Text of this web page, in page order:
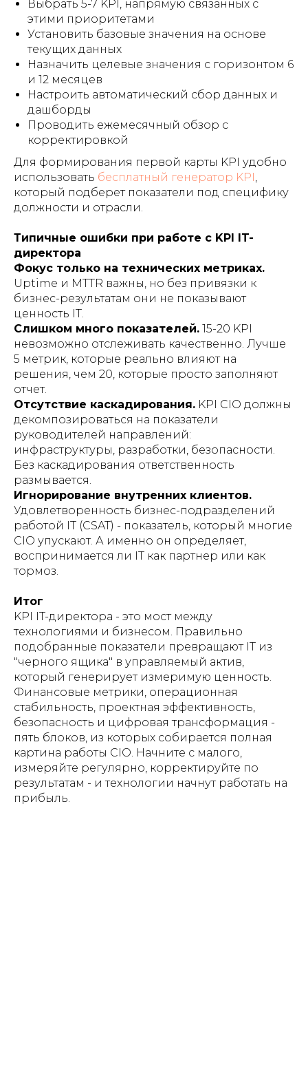
Выбрать 5-7 KPI, напрямую связанных с
этими приоритетами
Установить базовые значения на основе
текущих данных
Назначить целевые значения с горизонтом 6
и 12 месяцев
Настроить автоматический сбор данных и
дашборды
Проводить ежемесячный обзор с
корректировкой
Для формирования первой карты KPI удобно
использовать бесплатный генератор KPI ,
который подберет показатели под специфику
должности и отрасли.
Типичные ошибки при работе с KPI IT-
директора
Фокус только на технических метриках.
Uptime и MTTR важны, но без привязки к
бизнес-результатам они не показывают
ценность IT.
Слишком много показателей. 15-20 KPI
невозможно отслеживать качественно. Лучше
5 метрик, которые реально влияют на
решения, чем 20, которые просто заполняют
отчет.
Отсутствие каскадирования. KPI CIO должны
декомпозироваться на показатели
руководителей направлений:
инфраструктуры, разработки, безопасности.
Без каскадирования ответственность
размывается.
Игнорирование внутренних клиентов.
Удовлетворенность бизнес-подразделений
работой IT (CSAT) - показатель, который многие
CIO упускают. А именно он определяет,
воспринимается ли IT как партнер или как
тормоз.
Итог
KPI IT-директора - это мост между
технологиями и бизнесом. Правильно
подобранные показатели превращают IT из
"черного ящика" в управляемый актив,
который генерирует измеримую ценность.
Финансовые метрики, операционная
стабильность, проектная эффективность,
безопасность и цифровая трансформация -
пять блоков, из которых собирается полная
картина работы CIO. Начните с малого,
измеряйте регулярно, корректируйте по
результатам - и технологии начнут работать на
прибыль.